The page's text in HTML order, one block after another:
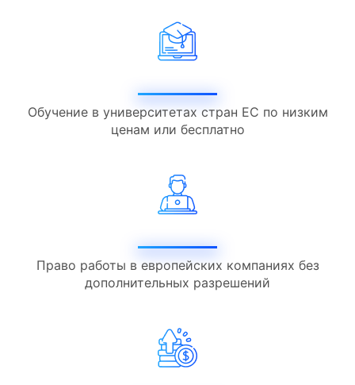
Обучение в университетах стран ЕС по низким
ценам или бесплатно
Право работы в европейских компаниях без
дополнительных разрешений